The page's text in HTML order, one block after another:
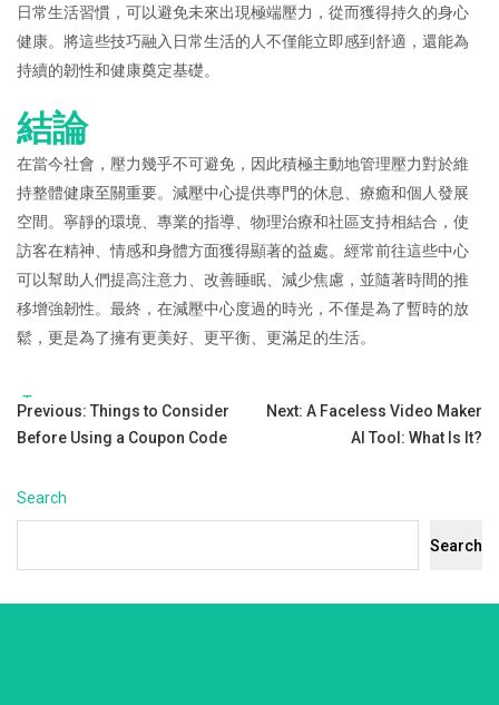
日常生活習慣，可以避免未來出現極端壓力，從而獲得持久的身心
健康。將這些技巧融入日常生活的人不僅能立即感到舒適，還能為
持續的韌性和健康奠定基礎。
結論
在當今社會，壓力幾乎不可避免，因此積極主動地管理壓力對於維
持整體健康至關重要。減壓中心提供專門的休息、療癒和個人發展
空間。寧靜的環境、專業的指導、物理治療和社區支持相結合，使
訪客在精神、情感和身體方面獲得顯著的益處。經常前往這些中心
可以幫助人們提高注意力、改善睡眠、減少焦慮，並隨著時間的推
移增強韌性。最終，在減壓中心度過的時光，不僅是為了暫時的放
鬆，更是為了擁有更美好、更平衡、更滿足的生活。
Tags:
Post
navigation
Previous: Things to Consider
Before Using a Coupon Code
Next: A Faceless Video Maker
AI Tool: What Is It?
Search
Search